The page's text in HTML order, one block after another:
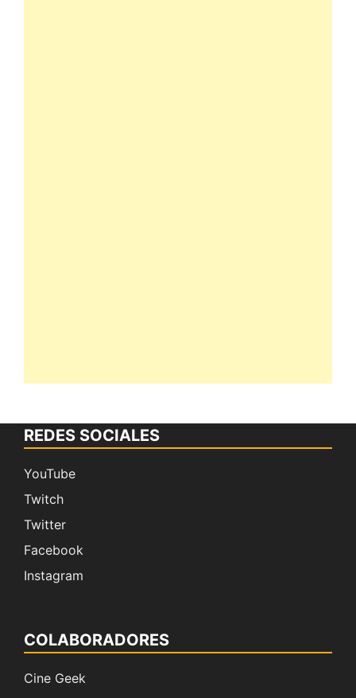
REDES SOCIALES
YouTube
Twitch
Twitter
Facebook
Instagram
COLABORADORES
Cine Geek